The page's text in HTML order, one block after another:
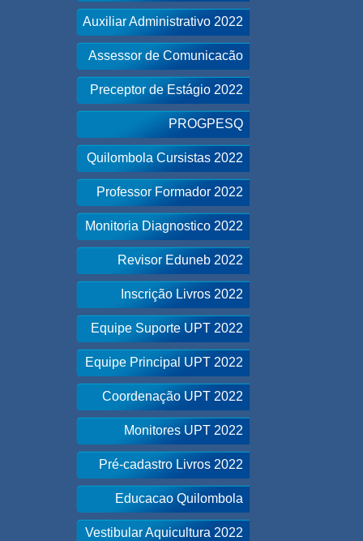
Auxiliar Administrativo 2022
Assessor de Comunicacão
Preceptor de Estágio 2022
PROGPESQ
Quilombola Cursistas 2022
Professor Formador 2022
Monitoria Diagnostico 2022
Revisor Eduneb 2022
Inscrição Livros 2022
Equipe Suporte UPT 2022
Equipe Principal UPT 2022
Coordenação UPT 2022
Monitores UPT 2022
Pré-cadastro Livros 2022
Educacao Quilombola
Vestibular Aquicultura 2022